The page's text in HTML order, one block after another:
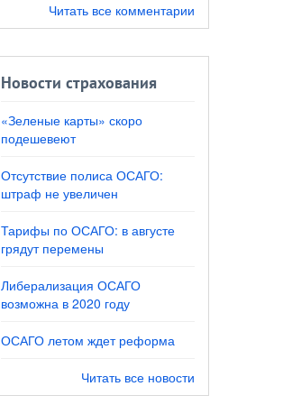
Читать все комментарии
Новости страхования
«Зеленые карты» скоро
подешевеют
Отсутствие полиса ОСАГО:
штраф не увеличен
Тарифы по ОСАГО: в августе
грядут перемены
Либерализация ОСАГО
возможна в 2020 году
ОСАГО летом ждет реформа
Читать все новости